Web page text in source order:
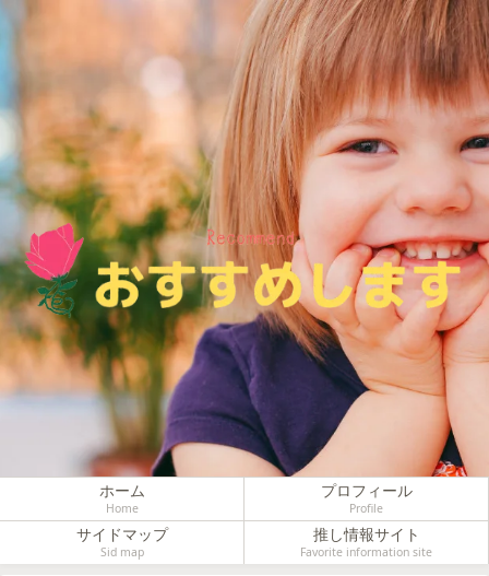
ホーム
Home
プロフィール
Profile
サイドマップ
Sid map
推し情報サイト
Favorite information site